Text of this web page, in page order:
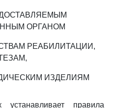
ОРГАНОМ
РЕАБИЛИТАЦИИ,
ИЗДЕЛИЯМ
правила